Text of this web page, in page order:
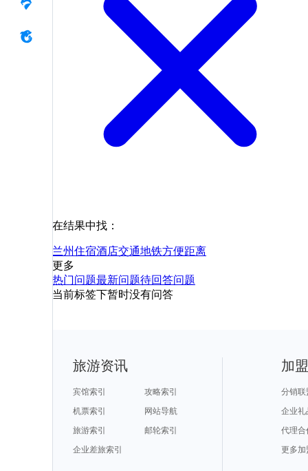
在结果中找：
兰州住宿酒店交通地铁方便距离
更多
热门问题最新问题待回答问题
当前标签下暂时没有问答
旅游资讯
宾馆索引
攻略索引
机票索引
网站导航
旅游索引
邮轮索引
企业差旅索引
加
分销联
企业礼
代理合
更多加